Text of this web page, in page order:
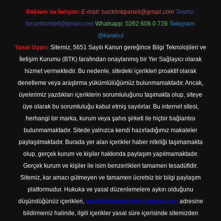
Reklam ve İletişim: E-mail: backlinkpaneli@gmail.com Teams:
forumhizmeti@gmail.com Whatsapp: 0262 606 0 726 Telegram:
@karabul
Yasal Uyarı: Sitemiz, 5651 Sayılı Kanun gereğince Bilgi Teknolojileri ve
İletişim Kurumu (BTK) tarafından onaylanmış bir Yer Sağlayıcı olarak
hizmet vermektedir. Bu nedenle, sitedeki içerikleri proaktif olarak
denetleme veya araştırma yükümlülüğümüz bulunmamaktadır. Ancak,
üyelerimiz yazdıkları içeriklerin sorumluluğunu taşımakta olup, siteye
üye olarak bu sorumluluğu kabul etmiş sayılırlar. Bu internet sitesi,
herhangi bir marka, kurum veya şahıs şirketi ile hiçbir bağlantısı
bulunmamaktadır. Sitede yalnızca kendi hazırladığımız makaleler
paylaşılmaktadır. Burada yer alan içerikler haber niteliği taşımamakta
olup, gerçek kurum ve kişiler hakkında paylaşım yapılmamaktadır.
Gerçek kurum ve kişiler ile isim benzerlikleri tamamen tesadüfidir.
Sitemiz, kar amacı gütmeyen ve tamamen ücretsiz bir bilgi paylaşım
platformudur. Hukuka ve yasal düzenlemelere aykırı olduğunu
düşündüğünüz içerikleri, backlinkpanelicomtr@gmail.com adresine
bildirmeniz halinde, ilgili içerikler yasal süre içerisinde sitemizden